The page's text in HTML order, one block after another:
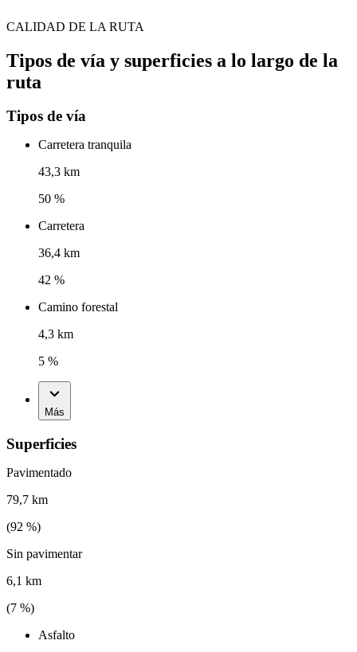
CALIDAD DE LA RUTA
Tipos de vía y superficies a lo largo de la
ruta
Tipos de vía
Carretera tranquila
43,3 km
50 %
Carretera
36,4 km
42 %
Camino forestal
4,3 km
5 %
Más
Superficies
Pavimentado
79,7 km
(92 %)
Sin pavimentar
6,1 km
(7 %)
Asfalto